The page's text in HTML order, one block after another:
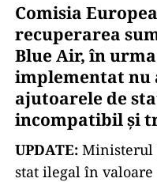
Comisia
recuperarea
Blue Air, în
implementat nu
ajutoarele de
incompatibil și
UPDATE: Ministerul
stat ilegal în